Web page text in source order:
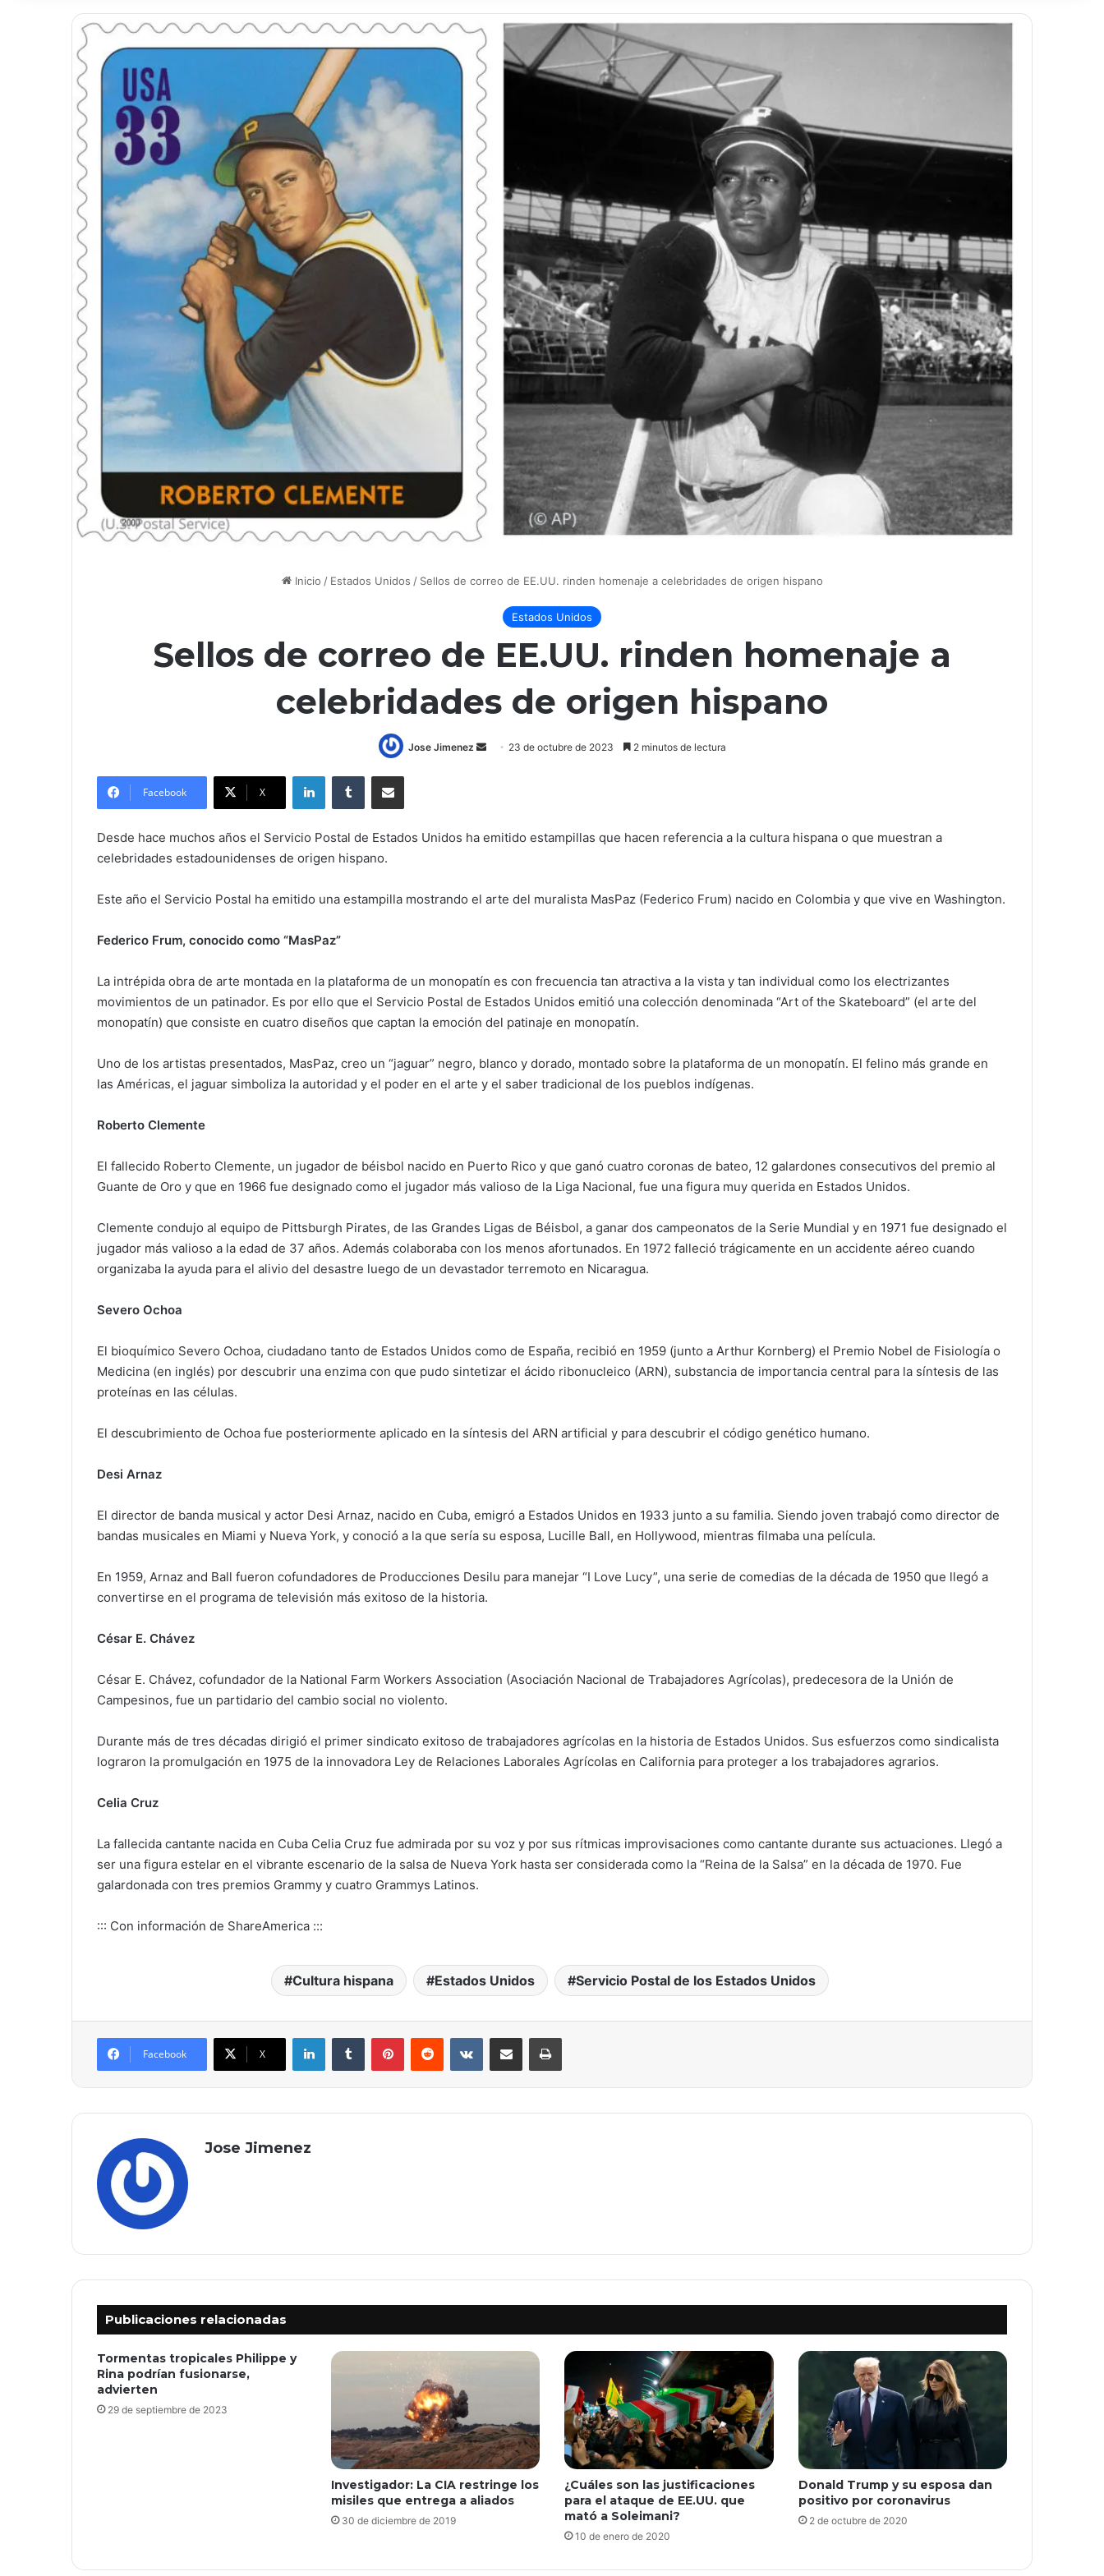
Inicio / Estados Unidos / Sellos de correo de EE.UU. rinden homenaje a celebridades de origen hispano
Estados Unidos
Sellos de correo de EE.UU. rinden homenaje a
celebridades de origen hispano
Jose Jimenez
Send 23 de octubre de 2023 2 minutos de lectura
Facebook X
LinkedInTumblr Compartir por correo electrónico
Desde hace muchos años el Servicio Postal de Estados Unidos ha emitido estampillas que hacen referencia a la cultura hispana o que muestran a
celebridades estadounidenses de origen hispano.
Este año el Servicio Postal ha emitido una estampilla mostrando el arte del muralista MasPaz (Federico Frum) nacido en Colombia y que vive en Washington.
Federico Frum, conocido como “MasPaz”
La intrépida obra de arte montada en la plataforma de un monopatín es con frecuencia tan atractiva a la vista y tan individual como los electrizantes
movimientos de un patinador. Es por ello que el Servicio Postal de Estados Unidos emitió una colección denominada “Art of the Skateboard” (el arte del
monopatín) que consiste en cuatro diseños que captan la emoción del patinaje en monopatín.
Uno de los artistas presentados, MasPaz, creo un “jaguar” negro, blanco y dorado, montado sobre la plataforma de un monopatín. El felino más grande en
las Américas, el jaguar simboliza la autoridad y el poder en el arte y el saber tradicional de los pueblos indígenas.
Roberto Clemente
El fallecido Roberto Clemente, un jugador de béisbol nacido en Puerto Rico y que ganó cuatro coronas de bateo, 12 galardones consecutivos del premio al
Guante de Oro y que en 1966 fue designado como el jugador más valioso de la Liga Nacional, fue una figura muy querida en Estados Unidos.
Clemente condujo al equipo de Pittsburgh Pirates, de las Grandes Ligas de Béisbol, a ganar dos campeonatos de la Serie Mundial y en 1971 fue designado el
jugador más valioso a la edad de 37 años. Además colaboraba con los menos afortunados. En 1972 falleció trágicamente en un accidente aéreo cuando
organizaba la ayuda para el alivio del desastre luego de un devastador terremoto en Nicaragua.
Severo Ochoa
El bioquímico Severo Ochoa, ciudadano tanto de Estados Unidos como de España, recibió en 1959 (junto a Arthur Kornberg) el Premio Nobel de Fisiología o
Medicina (en inglés) por descubrir una enzima con que pudo sintetizar el ácido ribonucleico (ARN), substancia de importancia central para la síntesis de las
proteínas en las células.
El descubrimiento de Ochoa fue posteriormente aplicado en la síntesis del ARN artificial y para descubrir el código genético humano.
Desi Arnaz
El director de banda musical y actor Desi Arnaz, nacido en Cuba, emigró a Estados Unidos en 1933 junto a su familia. Siendo joven trabajó como director de
bandas musicales en Miami y Nueva York, y conoció a la que sería su esposa, Lucille Ball, en Hollywood, mientras filmaba una película.
En 1959, Arnaz and Ball fueron cofundadores de Producciones Desilu para manejar “I Love Lucy”, una serie de comedias de la década de 1950 que llegó a
convertirse en el programa de televisión más exitoso de la historia.
César E. Chávez
César E. Chávez, cofundador de la National Farm Workers Association (Asociación Nacional de Trabajadores Agrícolas), predecesora de la Unión de
Campesinos, fue un partidario del cambio social no violento.
Durante más de tres décadas dirigió el primer sindicato exitoso de trabajadores agrícolas en la historia de Estados Unidos. Sus esfuerzos como sindicalista
lograron la promulgación en 1975 de la innovadora Ley de Relaciones Laborales Agrícolas en California para proteger a los trabajadores agrarios.
Celia Cruz
La fallecida cantante nacida en Cuba Celia Cruz fue admirada por su voz y por sus rítmicas improvisaciones como cantante durante sus actuaciones. Llegó a
ser una figura estelar en el vibrante escenario de la salsa de Nueva York hasta ser considerada como la “Reina de la Salsa” en la década de 1970. Fue
galardonada con tres premios Grammy y cuatro Grammys Latinos.
::: Con información de ShareAmerica :::
Cultura hispana Estados Unidos Servicio Postal de los Estados Unidos
Facebook X
LinkedInTumblr PinterestReddit VKontakteCompartir por correo electrónicoImprimir
Jose Jimenez
Publicaciones relacionadas
Tormentas tropicales Philippe y
Rina podrían fusionarse,
advierten
29 de septiembre de 2023
Investigador: La CIA restringe los
misiles que entrega a aliados
30 de diciembre de 2019
¿Cuáles son las justificaciones
para el ataque de EE.UU. que
mató a Soleimani?
10 de enero de 2020
Donald Trump y su esposa dan
positivo por coronavirus
2 de octubre de 2020